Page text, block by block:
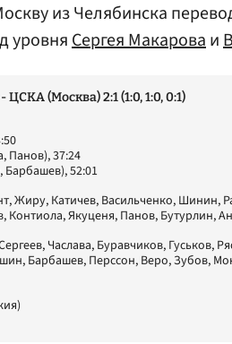
из Челябинска
уровняСергея Макароваи
(Москва) 2:1 (1:0, 1:0, 0:1)
Панов), 37:24
Барбашев), 52:01
Жиру, Катичев, Васильченко, Шинин,
Контиола, Якуценя, Панов, Бутурлин,
Часлава, Буравчиков, Гуськов,
Барбашев, Перссон, Веро, Зубов,